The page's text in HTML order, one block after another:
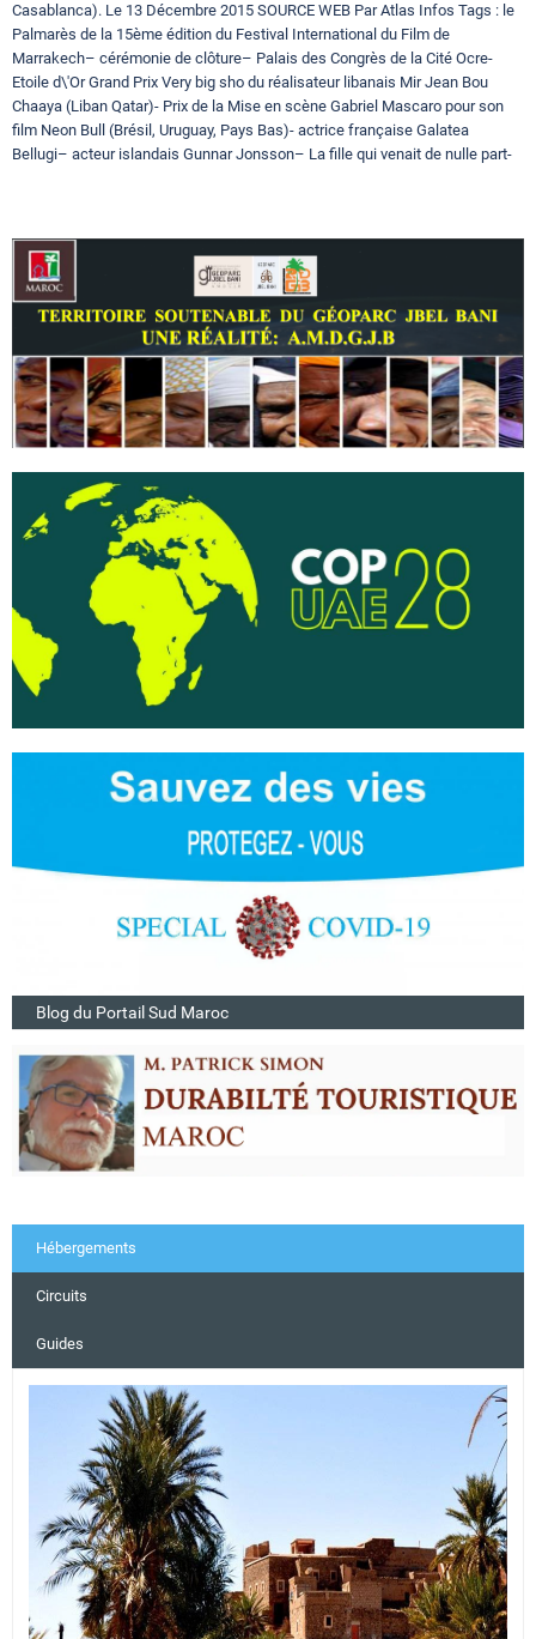
Casablanca). Le 13 Décembre 2015 SOURCE WEB Par Atlas Infos Tags : le
Palmarès de la 15ème édition du Festival International du Film de
Marrakech– cérémonie de clôture– Palais des Congrès de la Cité Ocre-
Etoile d\'Or Grand Prix Very big sho du réalisateur libanais Mir Jean Bou
Chaaya (Liban Qatar)- Prix de la Mise en scène Gabriel Mascaro pour son
film Neon Bull (Brésil, Uruguay, Pays Bas)- actrice française Galatea
Bellugi– acteur islandais Gunnar Jonsson– La fille qui venait de nulle part-
Blog du Portail Sud Maroc
Hébergements
Circuits
Guides